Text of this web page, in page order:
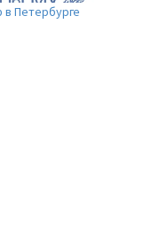
Петербурге